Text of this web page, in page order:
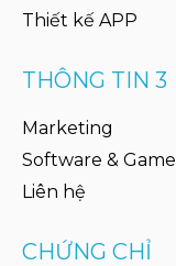
Thiết kế APP
THÔNG TIN 3
Marketing
Software & Game
Liên hệ
CHỨNG CHỈ